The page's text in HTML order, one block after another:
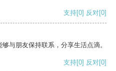
支持[0] 反对[0]
与朋友保持联系，分享生活点滴。
支持[0] 反对[0]